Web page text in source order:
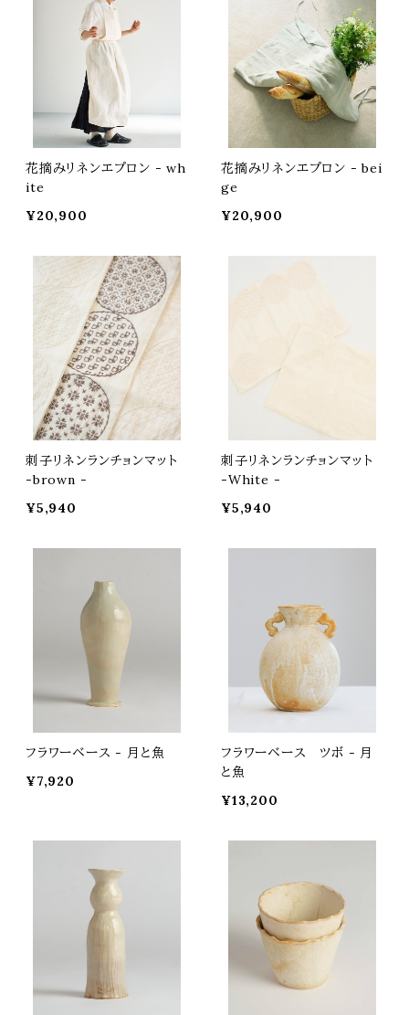
花摘みリネンエプロン - wh
ite
¥20,900
花摘みリネンエプロン - bei
ge
¥20,900
刺子リネンランチョンマット
-brown -
¥5,940
刺子リネンランチョンマット
-White -
¥5,940
フラワーベース - 月と魚
¥7,920
フラワーベース ツボ - 月
と魚
¥13,200